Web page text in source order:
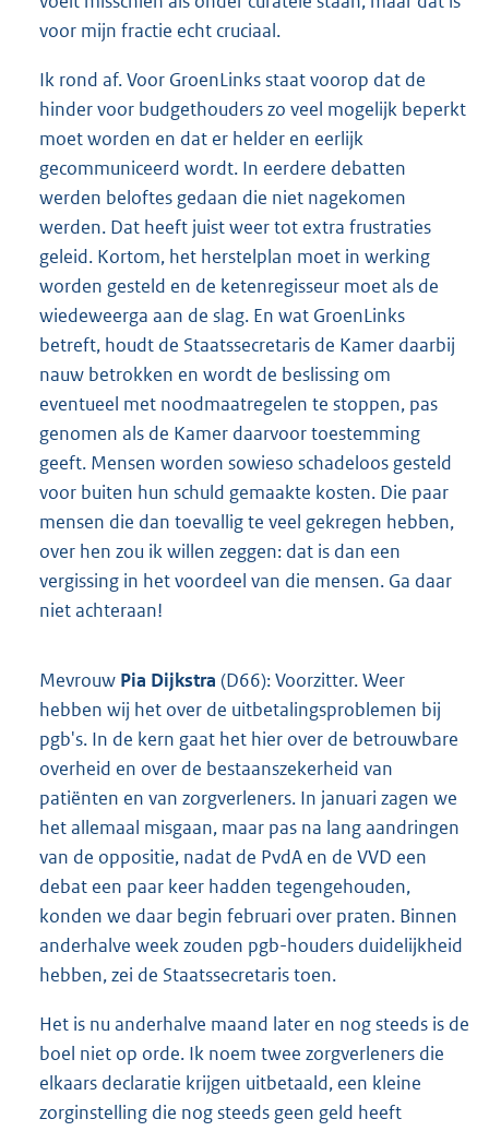
voor mijn fractie echt cruciaal.
Ik rond af. Voor GroenLinks staat voorop dat de
hinder voor budgethouders zo veel mogelijk beperkt
moet worden en dat er helder en eerlijk
gecommuniceerd wordt. In eerdere debatten
werden beloftes gedaan die niet nagekomen
werden. Dat heeft juist weer tot extra frustraties
geleid. Kortom, het herstelplan moet in werking
worden gesteld en de ketenregisseur moet als de
wiedeweerga aan de slag. En wat GroenLinks
betreft, houdt de Staatssecretaris de Kamer daarbij
nauw betrokken en wordt de beslissing om
eventueel met noodmaatregelen te stoppen, pas
genomen als de Kamer daarvoor toestemming
geeft. Mensen worden sowieso schadeloos gesteld
voor buiten hun schuld gemaakte kosten. Die paar
mensen die dan toevallig te veel gekregen hebben,
over hen zou ik willen zeggen: dat is dan een
vergissing in het voordeel van die mensen. Ga daar
niet achteraan!
Mevrouw Pia Dijkstra (D66): Voorzitter. Weer
hebben wij het over de uitbetalingsproblemen bij
pgb's. In de kern gaat het hier over de betrouwbare
overheid en over de bestaanszekerheid van
patiënten en van zorgverleners. In januari zagen we
het allemaal misgaan, maar pas na lang aandringen
van de oppositie, nadat de PvdA en de VVD een
debat een paar keer hadden tegengehouden,
konden we daar begin februari over praten. Binnen
anderhalve week zouden pgb-houders duidelijkheid
hebben, zei de Staatssecretaris toen.
Het is nu anderhalve maand later en nog steeds is de
boel niet op orde. Ik noem twee zorgverleners die
elkaars declaratie krijgen uitbetaald, een kleine
zorginstelling die nog steeds geen geld heeft